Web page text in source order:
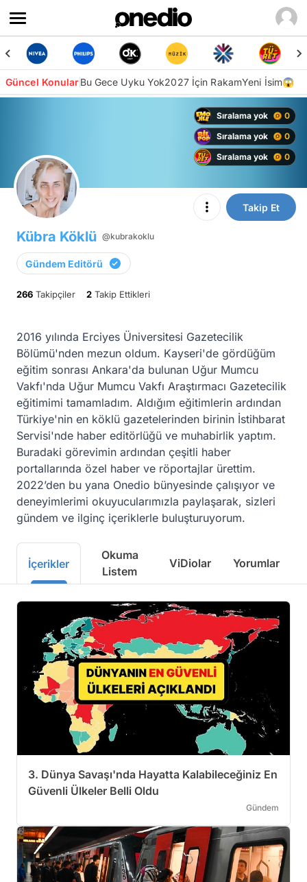
Güncel KonularBu Gece Uyku Yok2027 İçin RakamYeni İsim😱
Sıralama yok
0
Sıralama yok
0
Sıralama yok
0
Takip Et
Kübra Köklü @kubrakoklu
Gündem Editörü
266 Takipçiler 2 Takip Ettikleri
2016 yılında Erciyes Üniversitesi Gazetecilik
Bölümü'nden mezun oldum. Kayseri'de gördüğüm
eğitim sonrası Ankara'da bulunan Uğur Mumcu
Vakfı'nda Uğur Mumcu Vakfı Araştırmacı Gazetecilik
eğitimimi tamamladım. Aldığım eğitimlerin ardından
Türkiye'nin en köklü gazetelerinden birinin İstihbarat
Servisi'nde haber editörlüğü ve muhabirlik yaptım.
Buradaki görevimin ardından çeşitli haber
portallarında özel haber ve röportajlar ürettim.
2022’den bu yana Onedio bünyesinde çalışıyor ve
deneyimlerimi okuyucularımızla paylaşarak, sizleri
gündem ve ilginç içeriklerle buluşturuyorum.
İçerikler
Okuma
Listem
ViDiolar Yorumlar
3. Dünya Savaşı'nda Hayatta Kalabileceğiniz En
Güvenli Ülkeler Belli Oldu
Gündem